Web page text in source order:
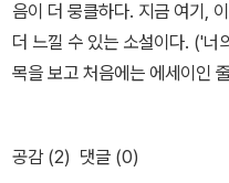
간을 돌이킬 기회가 주어졌을
법이 평생 알고 있던 상식과
해도 말이다. 게다가 내가 바꾸
나란히 앉아 이야기하고 싶을
일어나기 직전에 도착한 나은
들의 웃음, 사랑, 추억, 슬픔,
을 받아 반짝이는 가 보다. ​출
된 은호와 도희는 여느 고등학
것으로 삶의 태도가 바뀐다.
구들을 통해 타인을 살리고 희
들이 겪었을 고통도 생각해 볼
칭송받을지 모르지만, 그 주변
음이 더 뭉클하다. ​지금 여기,
더 느낄 수 있는 소설이다. ('너
목을 보고 처음에는 에세이인
러나 '소설'이다. 220여 쪽 정
소년 이상 누구나 편하게 하루
공감 (2) 댓글 (0)